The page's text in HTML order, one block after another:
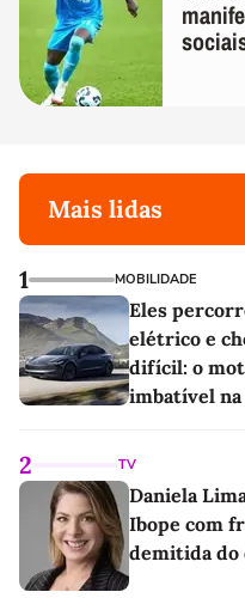
Mais lidas
1 MOBILIDADE
Eles
elétrico e
difícil: o
imbatível
2 TV
Daniela
Ibope com
demitida do